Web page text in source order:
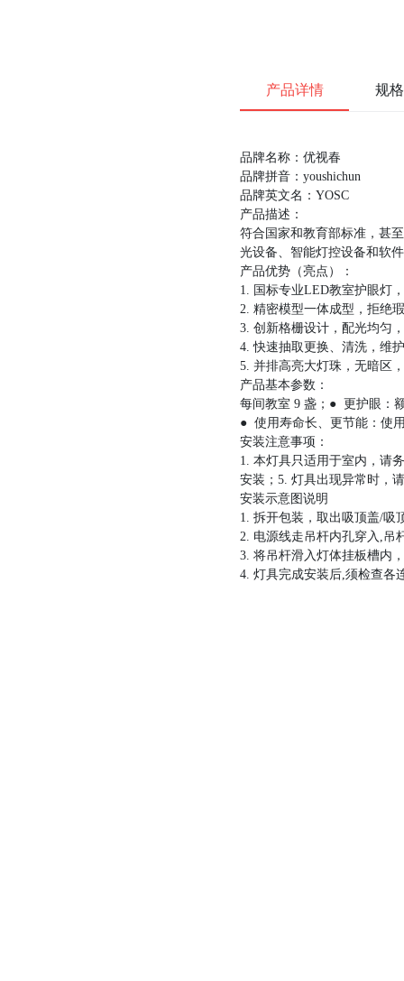
产品详情 规
品牌名称：优视春
品牌拼音：youshichun
品牌英文名：YOSC
产品描述：
符合国家和教育部标准，甚
光设备、智能灯控设备和软
产品优势（亮点）：
1. 国标专业LED教室护眼灯
2. 精密模型一体成型，拒绝
3. 创新格栅设计，配光均匀
4.快速抽取更换、清洗，维
5. 并排高亮大灯珠，无暗区
产品基本参数：
每间教室 9 盏；● 更护眼：
● 使用寿命长、更节能：使
安装注意事项：
1. 本灯具只适用于室内，请
安装；5. 灯具出现异常时，
安装示意图说明
1. 拆开包装，取出吸顶盖/吸
2. 电源线走吊杆内孔穿入,吊
3. 将吊杆滑入灯体挂板槽内
4. 灯具完成安装后,须检查各